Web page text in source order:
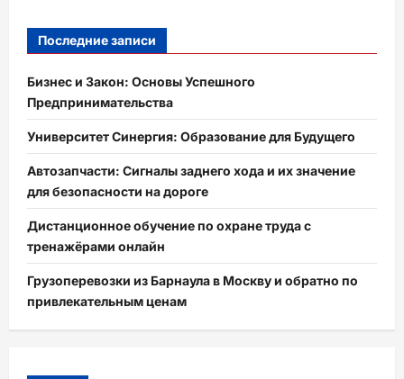
Последние записи
Бизнес и Закон: Основы Успешного
Предпринимательства
Университет Синергия: Образование для Будущего
Автозапчасти: Сигналы заднего хода и их значение
для безопасности на дороге
Дистанционное обучение по охране труда с
тренажёрами онлайн
Грузоперевозки из Барнаула в Москву и обратно по
привлекательным ценам